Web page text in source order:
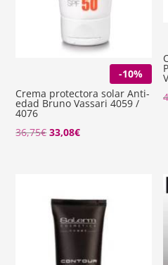
-10%
Crema protectora solar Anti-
edad Bruno Vassari 4059 /
4076
36,75€El
36,75€.
33,08€El
33,08€.